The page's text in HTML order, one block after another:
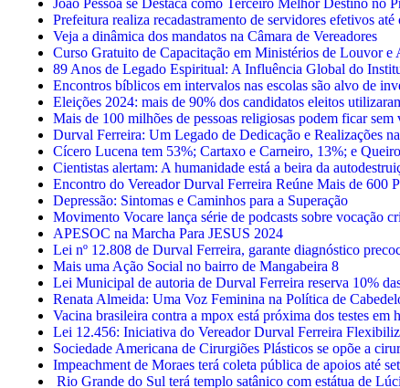
João Pessoa se Destaca como Terceiro Melhor Destino no
Prefeitura realiza recadastramento de servidores efetivos
Veja a dinâmica dos mandatos na Câmara de Vereadores
Curso Gratuito de Capacitação em Ministérios de Louvor
89 Anos de Legado Espiritual: A Influência Global do
Encontros bíblicos em intervalos nas escolas são alvo de
Eleições 2024: mais de 90% dos candidatos eleitos
Mais de 100 milhões de pessoas religiosas podem ficar
Durval Ferreira: Um Legado de Dedicação e Realizações
Cícero Lucena tem 53%; Cartaxo e Carneiro, 13%; e
Cientistas alertam: A humanidade está a beira da
Encontro do Vereador Durval Ferreira Reúne Mais de 600
Depressão: Sintomas e Caminhos para a Superação
Movimento Vocare lança série de podcasts sobre vocação
APESOC na Marcha Para JESUS 2024
Lei nº 12.808 de Durval Ferreira, garante diagnóstico
Mais uma Ação Social no bairro de Mangabeira 8
Lei Municipal de autoria de Durval Ferreira reserva 10%
Renata Almeida: Uma Voz Feminina na Política de
Vacina brasileira contra a mpox está próxima dos testes em
Lei 12.456: Iniciativa do Vereador Durval Ferreira
Sociedade Americana de Cirurgiões Plásticos se opõe a
Impeachment de Moraes terá coleta pública de apoios até
Rio Grande do Sul terá templo satânico com estátua de